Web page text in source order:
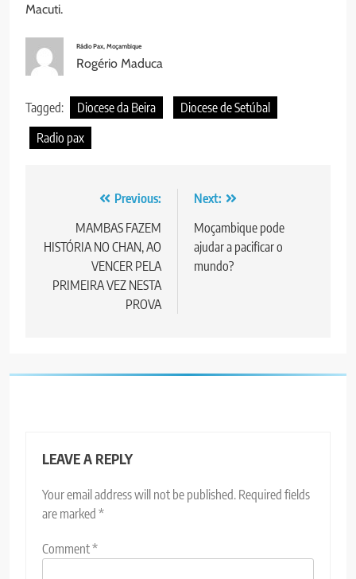
Macuti.
Rádio Pax, Moçambique
Rogério Maduca
Tagged: Diocese da Beira
Diocese de Setúbal
Radio pax
navigation
Previous:
MAMBAS FAZEM
HISTÓRIA NO CHAN, AO
VENCER PELA
PRIMEIRA VEZ NESTA
PROVA
Next:
Moçambique pode
ajudar a pacificar o
mundo?
LEAVE A REPLY
Your email address will not be published. Required fields
are marked *
Comment*